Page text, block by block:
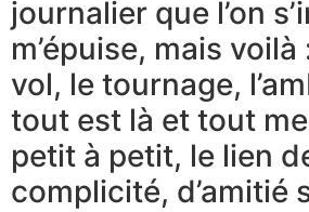
journalier que l’on
m’épuise, mais
vol, le tournage,
tout est là et tout
petit à petit, le lien
complicité, d’amitié